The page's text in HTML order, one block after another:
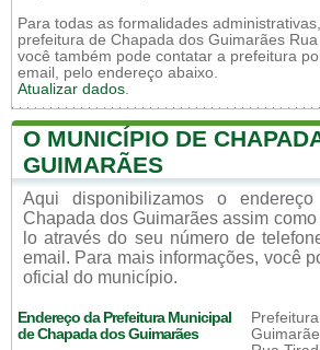
Para todas as formalidades
prefeitura de Chapada dos Guimarães
você também pode contatar a prefeitura
email, pelo endereço abaixo.
Atualizar dados.
O MUNICÍPIO DE
GUIMARÃES
Aqui disponibilizamos o
Chapada dos Guimarães assim
lo através do seu número de
email. Para mais informações, você
oficial do município.
Endereço da Prefeitura Municipal
de Chapada dos Guimarães